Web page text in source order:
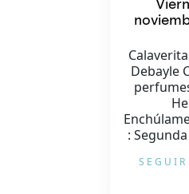
Debayle
: